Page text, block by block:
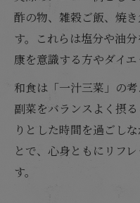
酢の物、雑穀ご飯、焼
す。これらは塩分や油
康を意識する方やダイエ
和食は「一汁三菜」の
副菜をバランスよく摂
りとした時間を過ごし
とで、心身ともにリフ
す。